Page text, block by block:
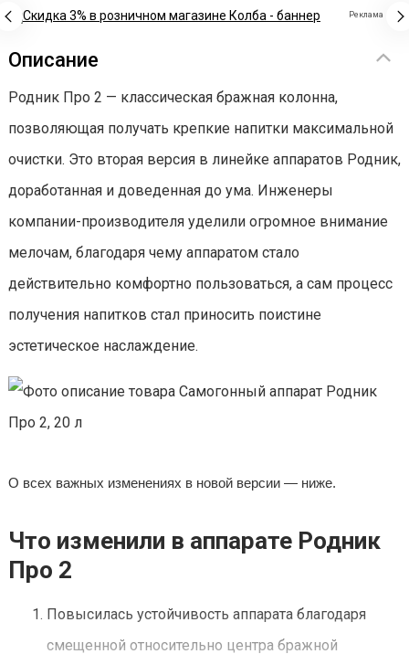
Реклама
Описание
Родник Про 2 — классическая бражная колонна,
позволяющая получать крепкие напитки максимальной
очистки. Это вторая версия в линейке аппаратов Родник,
доработанная и доведенная до ума. Инженеры
компании-производителя уделили огромное внимание
мелочам, благодаря чему аппаратом стало
действительно комфортно пользоваться, а сам процесс
получения напитков стал приносить поистине
эстетическое наслаждение.
О всех важных изменениях в новой версии — ниже.
Что изменили в аппарате Родник
Про 2
Повысилась устойчивость аппарата благодаря
смещенной относительно центра бражной